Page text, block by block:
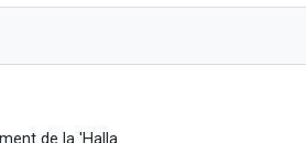
de la 'Halla.